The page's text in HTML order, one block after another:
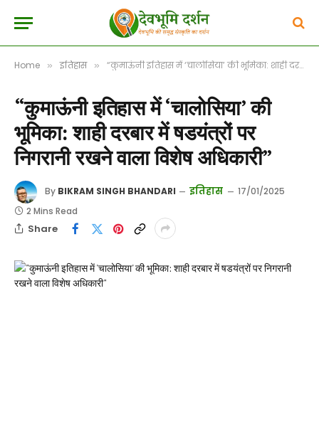
Home » इतिहास » “कुमाऊंनी इतिहास में ‘चालोसिया’ की भूमिका: शाही दरबार में षडयंत्रों पर निगरानी रखने वाला विशेष अधिकारी”
“कुमाऊंनी इतिहास में ‘चालोसिया’ की
भूमिका: शाही दरबार में षडयंत्रों पर
निगरानी रखने वाला विशेष अधिकारी”
By BIKRAM SINGH BHANDARI इतिहास
17/01/2025
2 Mins Read
Share